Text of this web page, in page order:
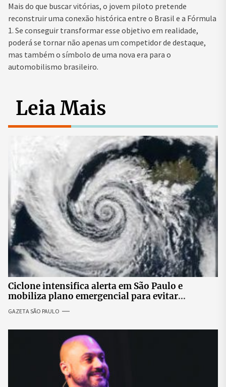
Mais do que buscar vitórias, o jovem piloto pretende
reconstruir uma conexão histórica entre o Brasil e a Fórmula
1. Se conseguir transformar esse objetivo em realidade,
poderá se tornar não apenas um competidor de destaque,
mas também o símbolo de uma nova era para o
automobilismo brasileiro.
Leia Mais
Ciclone intensifica alerta em São Paulo e
mobiliza plano emergencial para evitar
impactos no fornecimento de energia
GAZETA SÃO PAULO